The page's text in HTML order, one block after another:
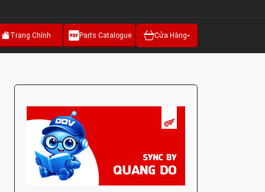
Trang Chính Parts Catalogue Cửa Hàng